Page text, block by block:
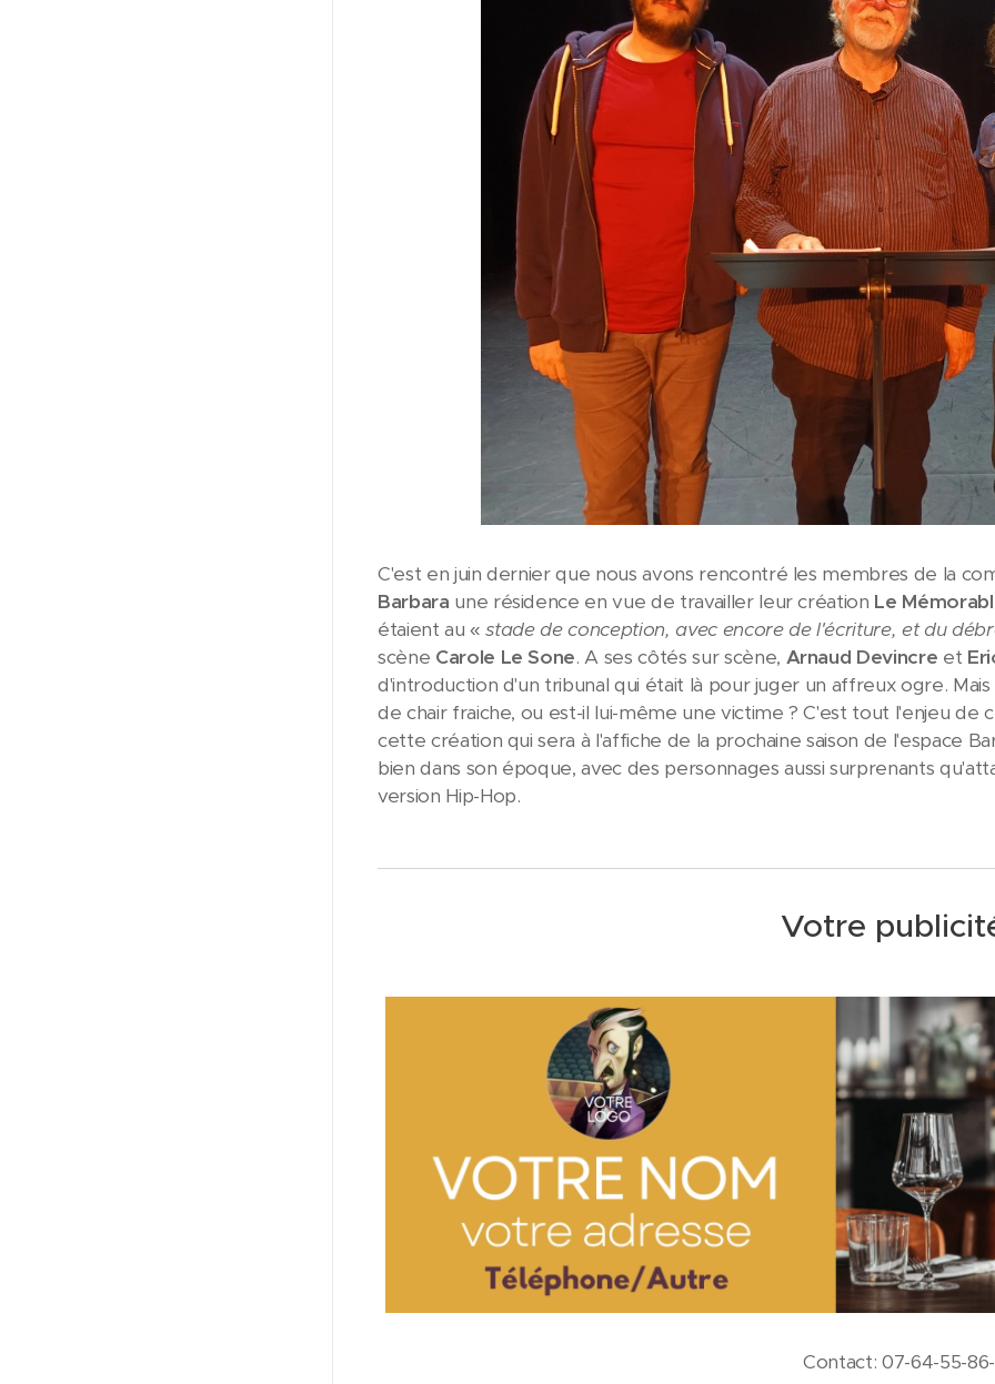
C'est en juin dernier que nous avons rencontré les membres de la
Barbara une résidence en vue de travailler leur création Le
étaient au « stade de conception, avec encore de l'écriture, et du
scène Carole Le Sone. A ses côtés sur scène, Arnaud Devincre et
d'introduction d'un tribunal qui était là pour juger un affreux ogre.
de chair fraiche, ou est-il lui-même une victime ? C'est tout l'enjeu
cette création qui sera à l'affiche de la prochaine saison de l'espace
bien dans son époque, avec des personnages aussi surprenants
version Hip-Hop.
Votre
Contact: 07-64-55-